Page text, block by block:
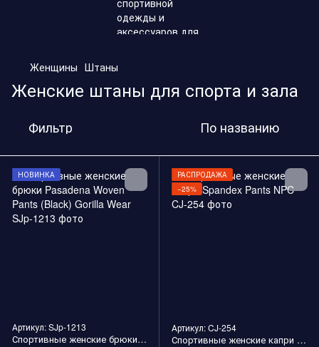
Женщины Штаны
Женские штаны для спорта и зала
Фильтр По названию
НОВИНКА
Артикул: SJp-1213
Спортивные женские брюки Pasadena Woven Pants (Black) Gorilla Wear
РАСПРОДАЖА
−25%
Артикул: CJ-254
Спортивные женские капри Spandex Pants NPC